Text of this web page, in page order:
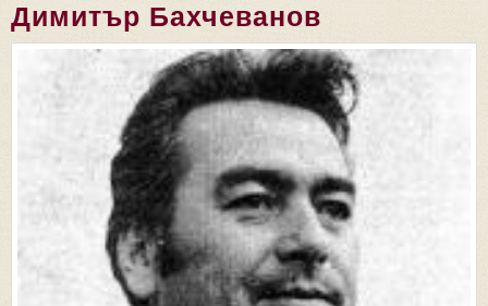
Димитър Бахчеванов